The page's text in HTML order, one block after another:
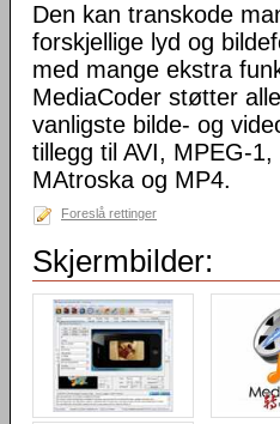
Den kan transkode
forskjellige lyd og
med mange ekstra
MediaCoder støtter
vanligste bilde- og
tillegg til AVI, MPEG-1,
MAtroska og MP4.
Foreslå rettinger
Skjermbilder: